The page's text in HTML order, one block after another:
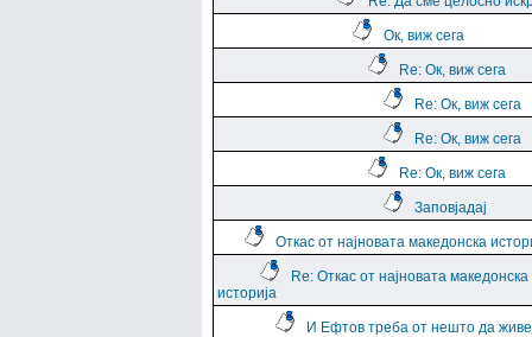
Ок, виж сега
Re: Ок, виж сега
Re: Ок, виж сега
Re: Ок, виж сега
Re: Ок, виж сега
Заповјадај
Откас от најновата македонска
Re: Откас от најновата македонска
историја
И Ефтов треба от нешто да